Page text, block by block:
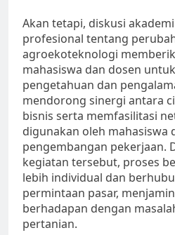
Akan tetapi, diskusi
profesional tentang
agroekoteknologi
mahasiswa dan dosen
pengetahuan dan
mendorong sinergi antara
bisnis serta memfasilitasi
digunakan oleh mahasiswa
pengembangan pekerjaan.
kegiatan tersebut, proses
lebih individual dan
permintaan pasar,
berhadapan dengan
pertanian.